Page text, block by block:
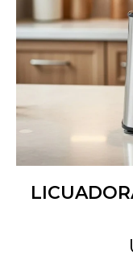
Tecnología
Deportes
Jardín y Aire